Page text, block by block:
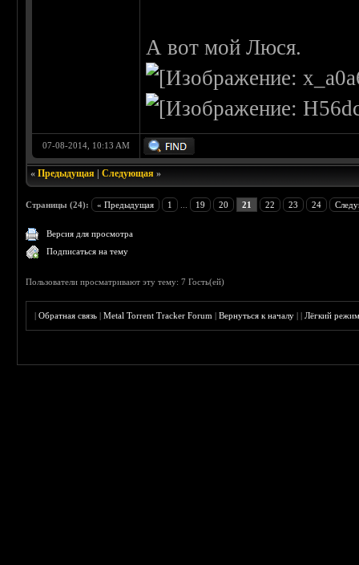
А вот мой Люся.
07-08-2014, 10:13 AM
«Предыдущая |Следующая »
Страницы (24): « Предыдущая 1 19 20 21 22 23 24
Версия для просмотра
Подписаться на тему
Пользователи просматривают эту тему: 7 Гость(ей)
|Обратная связь |Metal Torrent Tracker Forum |Вернуться к началу ||Лёгкий